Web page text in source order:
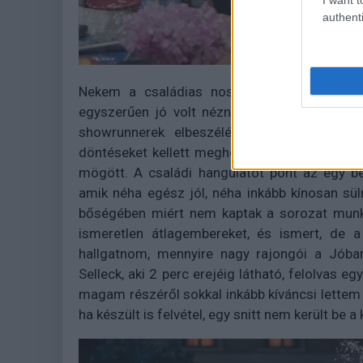
Nekem a családias nosztalgiázós és a
egyszerűen jó volt nézni, ahogy a sorozat
showrunnerek elbeszéléseit is szívesen
döntéseket kellett meghozniuk a
mögött. A családi hangulatot pont az egy
amik néha egész jól, néha inkább kínosan
bőségében miért nem kaptak a sorozat
ismeretlen átlagembereket, és ismert, de
hallgatnom, mennyire nagy rajongói a
Selleck, aki 2 perc erejéig látható, felolvas
magam részéről sokkal inkább kíváncsi
ha készült is felvétel, egy snitt nem került be a